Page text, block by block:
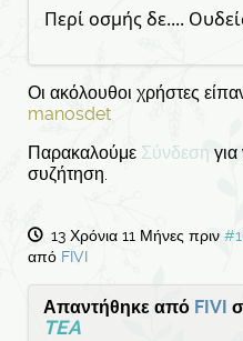
Περί οσμής δε....
Οι ακόλουθοι χρήστες
manosdet
Παρακαλούμε Σύνδεση
συζήτηση.
13 Χρόνια 11 Μήνες πριν
από FIVI
Απαντήθηκε από FIVI
TEA